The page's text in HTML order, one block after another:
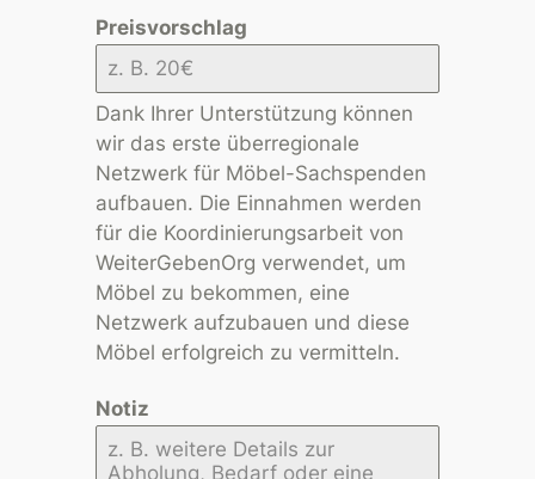
Preisvorschlag
Dank Ihrer Unterstützung können
wir das erste überregionale
Netzwerk für Möbel-Sachspenden
aufbauen. Die Einnahmen werden
für die Koordinierungsarbeit von
WeiterGebenOrg verwendet, um
Möbel zu bekommen, eine
Netzwerk aufzubauen und diese
Möbel erfolgreich zu vermitteln.
Notiz